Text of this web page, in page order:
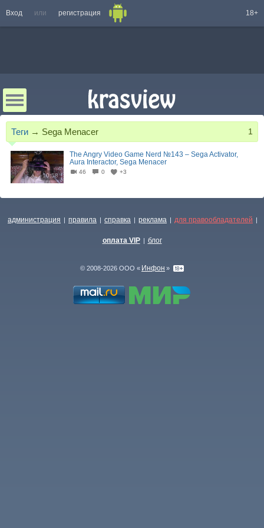
Вход или регистрация 18+
Теги → Sega Menacer 1
10:58
The Angry Video Game Nerd №143 – Sega Activator,
Aura Interactor, Sega Menacer
46 0 +3
администрация | правила | справка | реклама | для правообладателей |
оплата VIP | блог
© 2008-2026 ООО « Инфон »